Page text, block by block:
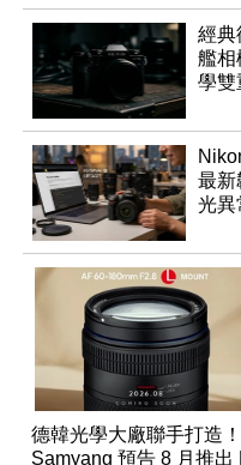
經典
艦相
學雙
最新
光異
德韓光學大廠聯手打造！
Samyang 預告 8 月推出